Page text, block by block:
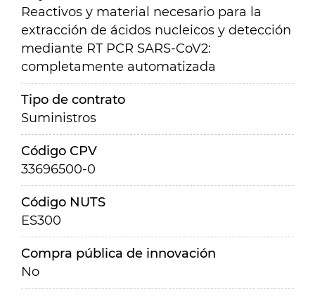
Reactivos y material necesario para la
extracción de ácidos nucleicos y detección
mediante RT PCR SARS-CoV2:
completamente automatizada
Tipo de contrato
Suministros
Código CPV
33696500-0
Código NUTS
ES300
Compra pública de innovación
No